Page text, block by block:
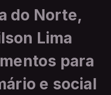
do Norte,
Lima
para
e social